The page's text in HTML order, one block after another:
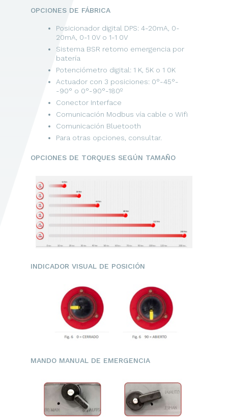
OPCIONES DE FÁBRICA
Posicionador digital DPS: 4-20mA, 0-
20mA, 0-1 0V o 1-1 0V
Sistema BSR retomo emergencia por
batería
Potenciómetro digital: 1 K, 5K o 1 0K
Actuador con 3 posiciones: 0°-45°-
-90° o 0°-90°-180º
Conector Interface
Comunicación Modbus vía cable o Wifi
Comunicación Bluetooth
Para otras opciones, consultar.
OPCIONES DE TORQUES SEGÚN TAMAÑO
INDICADOR VISUAL DE POSICIÓN
MANDO MANUAL DE EMERGENCIA